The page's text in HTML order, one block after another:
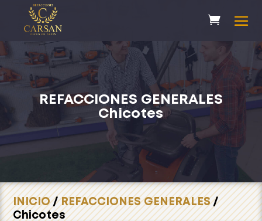
REFACCIONES GENERALES
Chicotes
INICIO/REFACCIONES GENERALES/
Chicotes